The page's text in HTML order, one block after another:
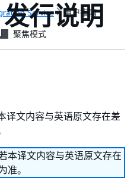
Service 用户指南
行说明
聚焦模式
译文内容与英语原文存在差
本译文内容与英语原文存在
准。